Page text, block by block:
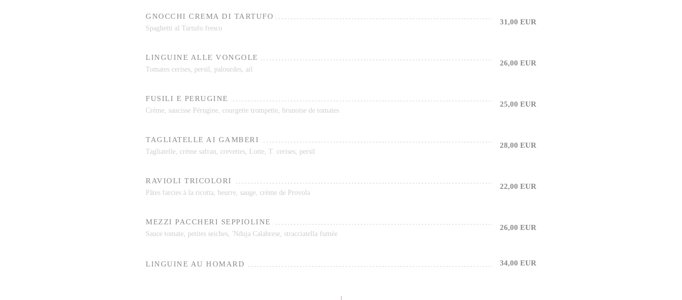
GNOCCHI CREMA DI TARTUFO
Spaghetti al Tartufo fresco
31,00 EUR
LINGUINE ALLE VONGOLE
Tomates cerises, persil, palourdes, ail
26,00 EUR
FUSILI E PERUGINE
Crème, saucisse Pérugine, courgette trompette, brunoise de tomates
25,00 EUR
TAGLIATELLE AI GAMBERI
Tagliatelle, crème safran, crevettes, Lotte, T. cerises, persil
28,00 EUR
RAVIOLI TRICOLORI
Pâtes farcies à la ricotta, beurre, sauge, crème de Provola
22,00 EUR
MEZZI PACCHERI SEPPIOLINE
Sauce tomate, petites seiches, 'Nduja Calabrese, stracciatella fumée
26,00 EUR
LINGUINE AU HOMARD 34,00 EUR